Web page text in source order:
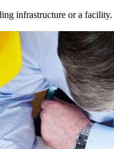
infrastructure or a